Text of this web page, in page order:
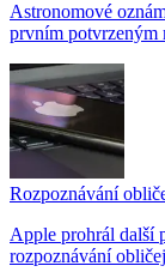
Astronomové
prvním potvrzeným
Rozpoznávání
Apple prohrál další
rozpoznávání